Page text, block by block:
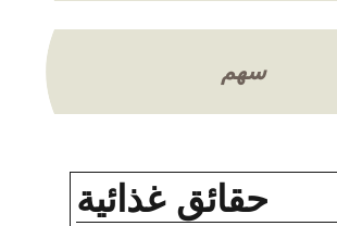
سهم
حقائق غذائية